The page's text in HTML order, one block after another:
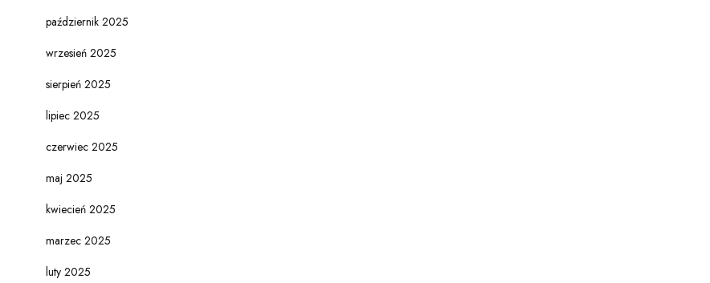
październik 2025
wrzesień 2025
sierpień 2025
lipiec 2025
czerwiec 2025
maj 2025
kwiecień 2025
marzec 2025
luty 2025